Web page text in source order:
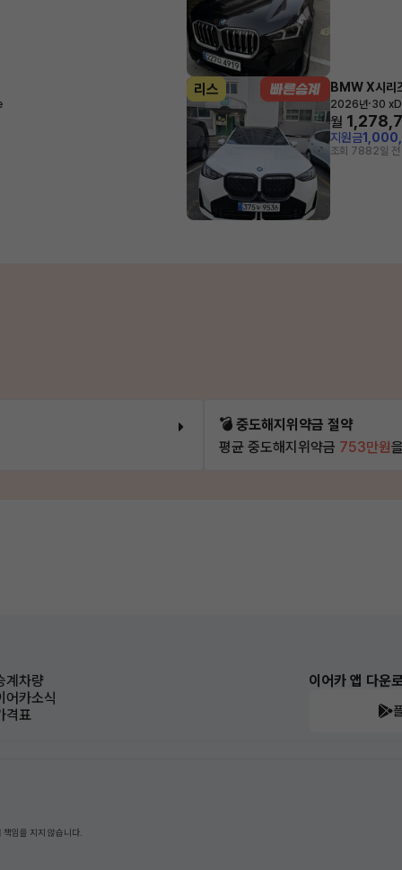
리스 BMW X시리
2026년·30
월
지원금
조회 7882일 전
💣 중도해지위약금 절약
평균 중도해지위약금 753만원
계차량
어카소식
격표
이어카 앱 다운
임을 지지 않습니다.